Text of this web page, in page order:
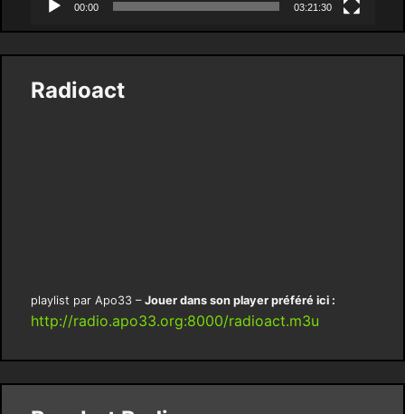
00:00 03:21:30
Radioact
playlist par Apo33 – Jouer dans son player préféré ici :
http://radio.apo33.org:8000/radioact.m3u